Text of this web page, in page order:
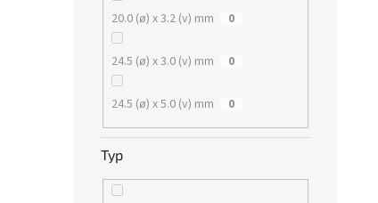
20.0 (ø) x 3.2 (v) mm 0
24.5 (ø) x 3.0 (v) mm 0
24.5 (ø) x 5.0 (v) mm 0
Typ